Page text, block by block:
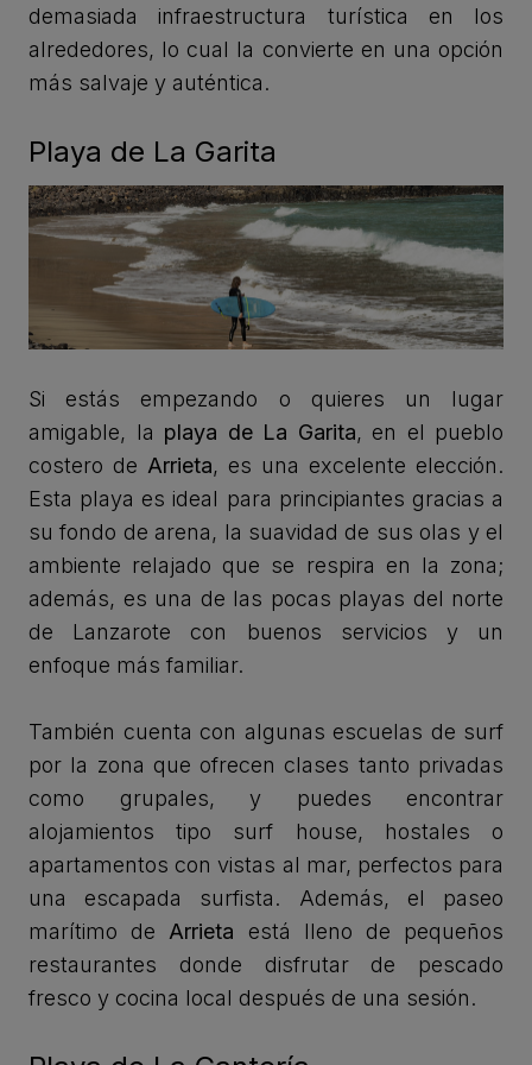
demasiada infraestructura turística en los
alrededores, lo cual la convierte en una opción
más salvaje y auténtica.
Playa de La Garita
Si estás empezando o quieres un lugar
amigable, la playa de La Garita, en el pueblo
costero de Arrieta, es una excelente elección.
Esta playa es ideal para principiantes gracias a
su fondo de arena, la suavidad de sus olas y el
ambiente relajado que se respira en la zona;
además, es una de las pocas playas del norte
de Lanzarote con buenos servicios y un
enfoque más familiar.
También cuenta con algunas escuelas de surf
por la zona que ofrecen clases tanto privadas
como grupales, y puedes encontrar
alojamientos tipo surf house, hostales o
apartamentos con vistas al mar, perfectos para
una escapada surfista. Además, el paseo
marítimo deArrieta está lleno de pequeños
restaurantes donde disfrutar de pescado
fresco y cocina local después de una sesión.